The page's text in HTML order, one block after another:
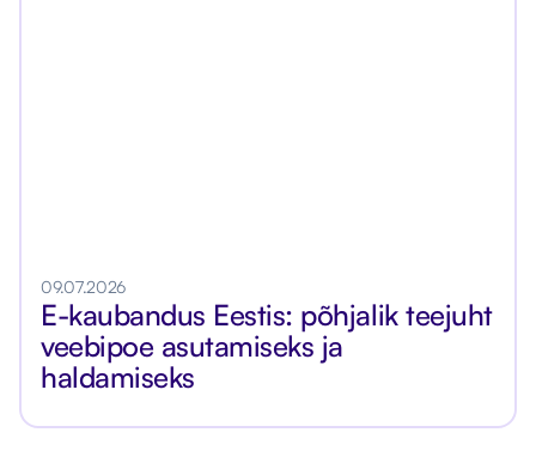
09.07.2026
E-kaubandus Eestis: põhjalik teejuht
veebipoe asutamiseks ja
haldamiseks